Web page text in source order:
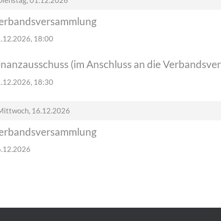
18:00
(im Anschluss an die
18:30
16.12.2026